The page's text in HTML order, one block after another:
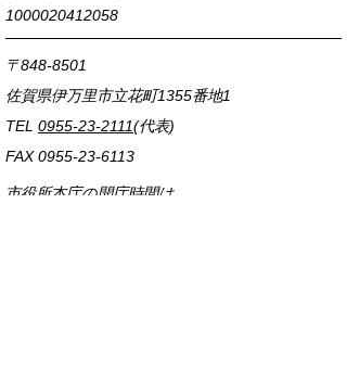
1000020412058
〒848-8501
佐賀県伊万里市立花町1355番地1
TEL 0955-23-2111(代表)
FAX 0955-23-6113
市役所本庁の開庁時間は